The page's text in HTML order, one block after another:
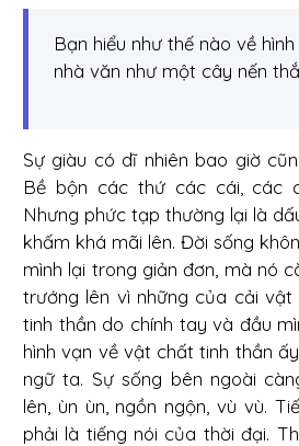
Bạn hiểu như thế nào về
nhà văn như một cây nến
Sự giàu có dĩ nhiên bao giờ
Bề bộn các thứ các cái, các
Nhưng phức tạp thường lại là
khấm khá mãi lên. Đời sống
mình lại trong giản đơn, mà nó
trướng lên vì những của cải vật
tinh thần do chính tay và đầu
hình vạn về vật chất tinh thần
ngữ ta. Sự sống bên ngoài
lên, ùn ùn, ngồn ngộn, vù vù.
phải là tiếng nói của thời đại.